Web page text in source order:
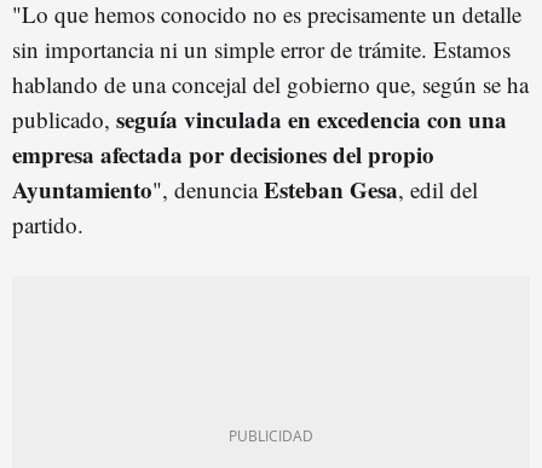
"Lo que hemos conocido no es precisamente un detalle
sin importancia ni un simple error de trámite. Estamos
hablando de una concejal del gobierno que, según se ha
publicado, seguía vinculada en excedencia con una
empresa afectada por decisiones del propio
Ayuntamiento", denunciaEsteban Gesa, edil del
partido.